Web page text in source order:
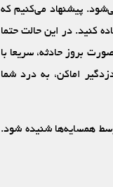
پیشنهاد می‌کنیم که
کنید. در این حالت حتما
بروز حادثه، سریعا با
اماکن، به درد شما
همسایه‌ها شنیده شود.